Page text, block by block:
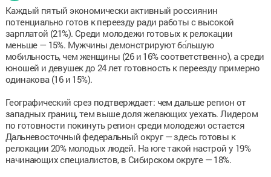
Каждый пятый экономически активный россиянин
потенциально готов к переезду ради работы с высокой
зарплатой (21%). Среди молодежи готовых к релокации
меньше — 15%. Мужчины демонстрируют бо́льшую
мобильность, чем женщины (26 и 16% соответственно), а среди
юношей и девушек до 24 лет готовность к переезду примерно
одинакова (16 и 15%).
Географический срез подтверждает: чем дальше регион от
западных границ, тем выше доля желающих уехать. Лидером
по готовности покинуть регион среди молодежи остается
Дальневосточный федеральный округ — здесь готовы к
релокации 20% молодых людей. На юге такой настрой у 19%
начинающих специалистов, в Сибирском округе — 18%.